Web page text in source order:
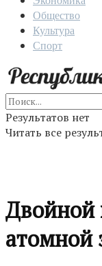
Общество
Культура
Спорт
Результатов нет
Читать все
Двойной
атомной